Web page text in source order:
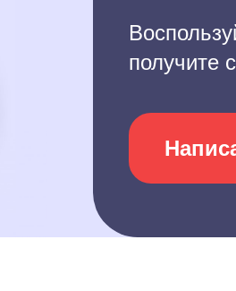
получите